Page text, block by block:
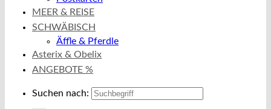
MEER & REISE
SCHWÄBISCH
Äffle & Pferdle
Asterix & Obelix
ANGEBOTE %
Suchen nach: